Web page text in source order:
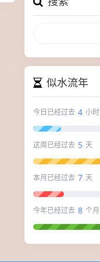
似水流年
今日已经过去 4 小时
这周已经过去 5 天
本月已经过去 7 天
今年已经过去 8 个月